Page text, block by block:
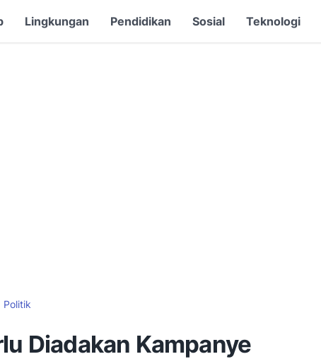
Lingkungan Pendidikan Sosial Teknologi
Politik
Diadakan Kampanye